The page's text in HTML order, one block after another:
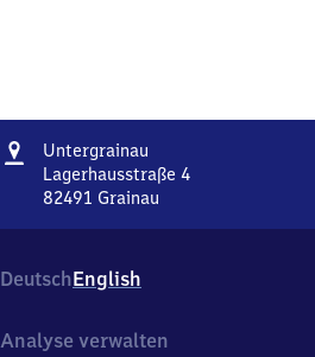
Adresse
Untergrainau
Lagerhausstraße 4
82491 Grainau
4,
8
4
DeutschEnglish
Analyse verwalten